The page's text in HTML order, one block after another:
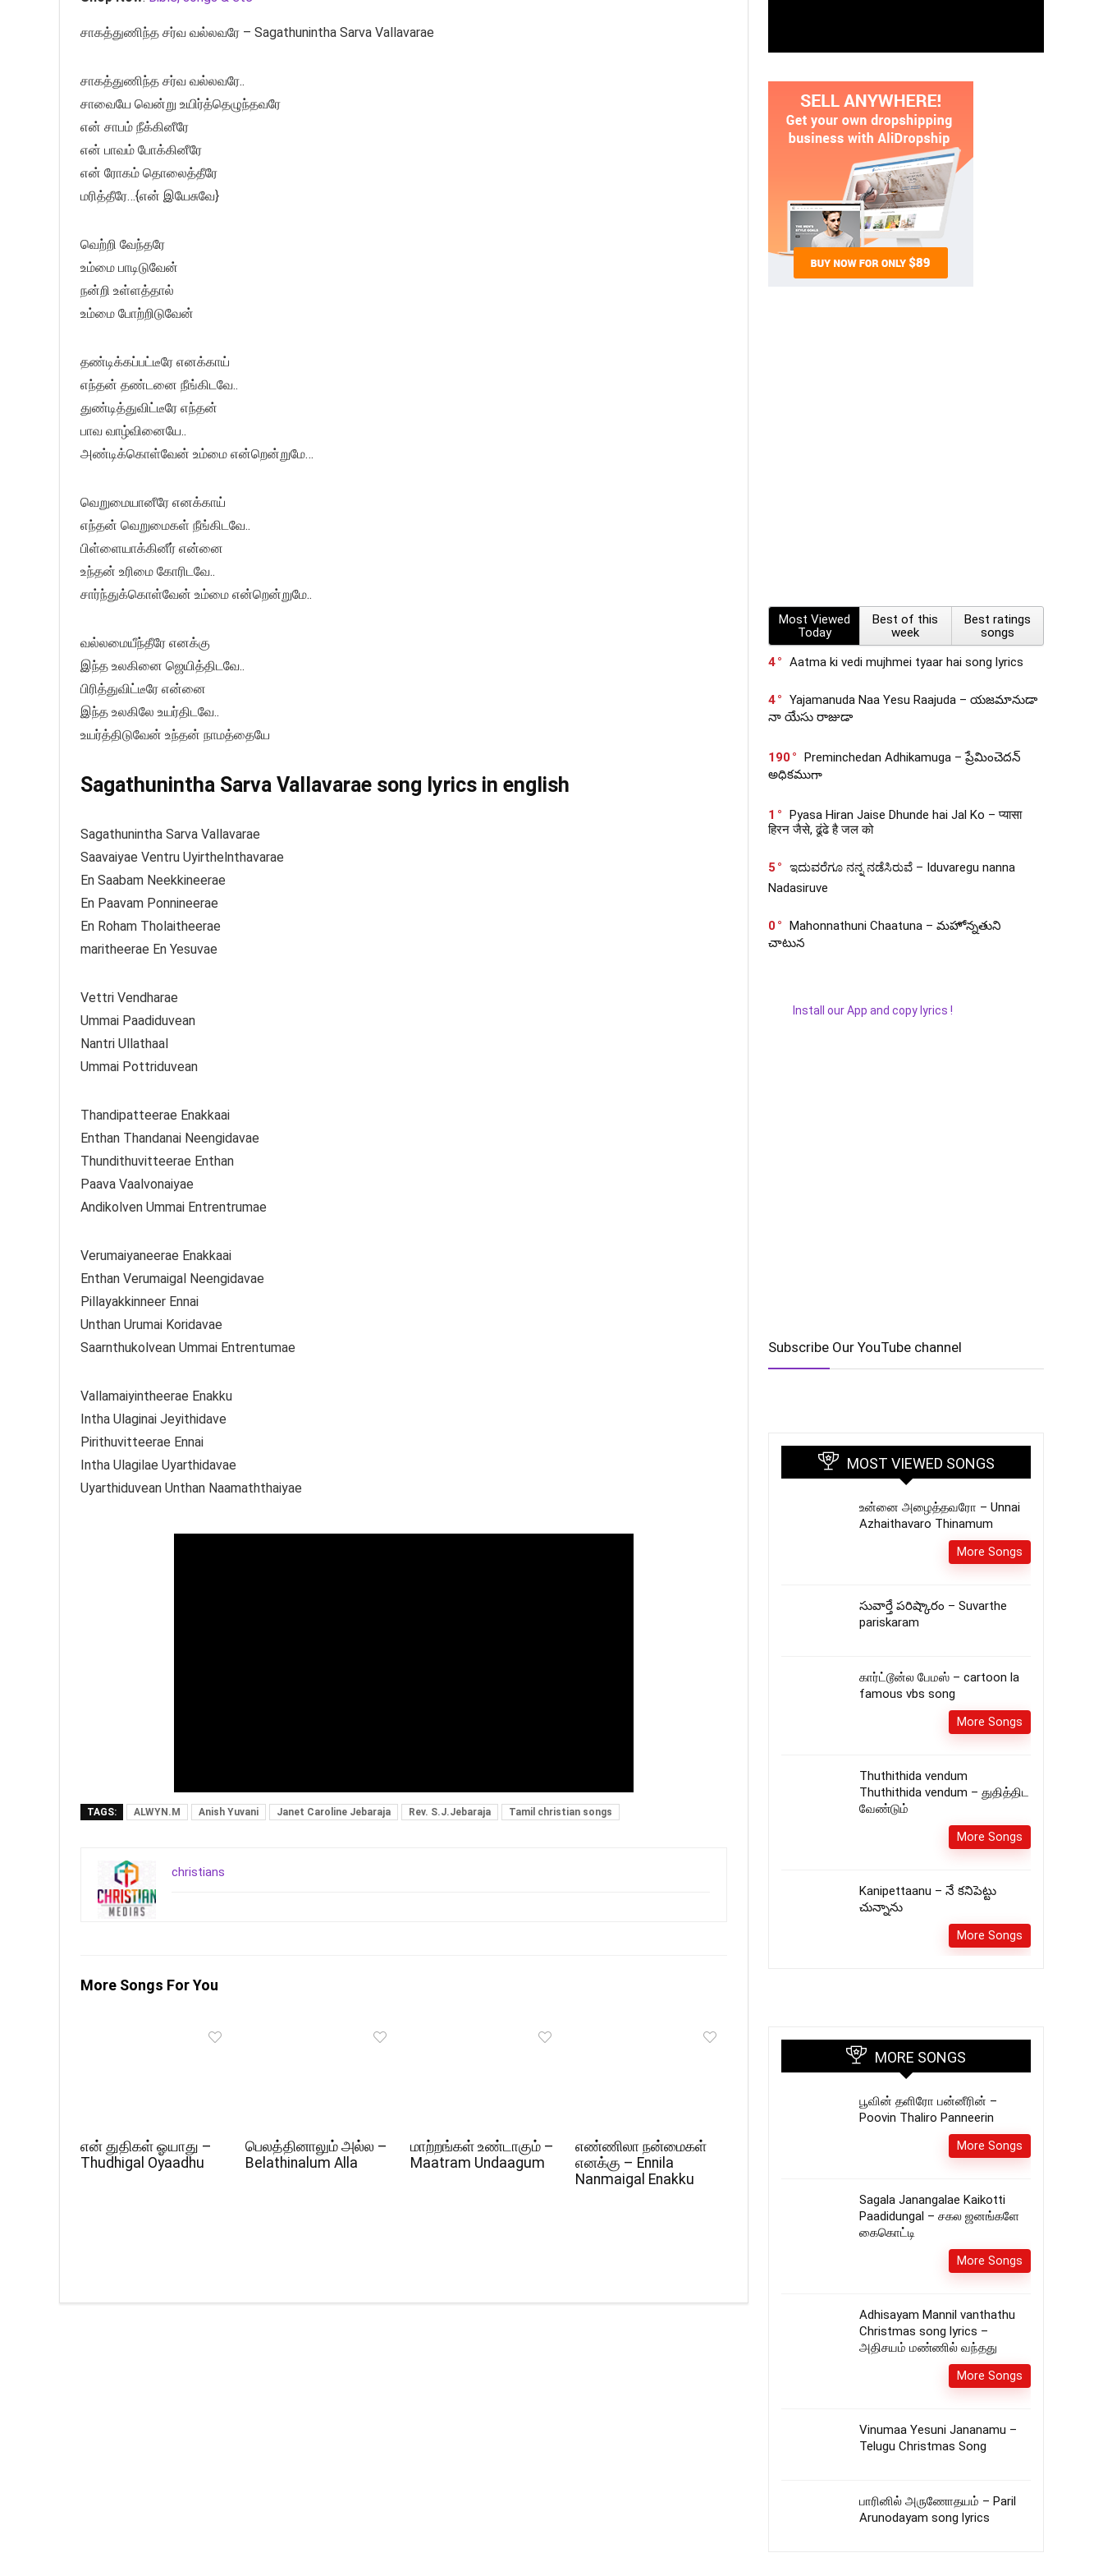
சாகத்துணிந்த சர்வ வல்லவரே – Sagathunintha Sarva Vallavarae
சாகத்துணிந்த சர்வ வல்லவரே..
சாவையே வென்று உயிர்த்தெழுந்தவரே
என் சாபம் நீக்கினீரே
என் பாவம் போக்கினீரே
என் ரோகம் தொலைத்தீரே
மரித்தீரே…{என் இயேசுவே}
வெற்றி வேந்தரே
உம்மை பாடிடுவேன்
நன்றி உள்ளத்தால்
உம்மை போற்றிடுவேன்
தண்டிக்கப்பட்டீரே எனக்காய்
எந்தன் தண்டனை நீங்கிடவே..
துண்டித்துவிட்டீரே எந்தன்
பாவ வாழ்வினையே..
அண்டிக்கொள்வேன் உம்மை என்றென்றுமே…
வெறுமையானீரே எனக்காய்
எந்தன் வெறுமைகள் நீங்கிடவே..
பிள்ளையாக்கினீர் என்னை
உந்தன் உரிமை கோரிடவே..
சார்ந்துக்கொள்வேன் உம்மை என்றென்றுமே..
வல்லமையீந்தீரே எனக்கு
இந்த உலகினை ஜெயித்திடவே..
பிரித்துவிட்டீரே என்னை
இந்த உலகிலே உயர்திடவே..
உயர்த்திடுவேன் உந்தன் நாமத்தையே
Sagathunintha Sarva Vallavarae song lyrics in english
Sagathunintha Sarva Vallavarae
Saavaiyae Ventru Uyirthelnthavarae
En Saabam Neekkineerae
En Paavam Ponnineerae
En Roham Tholaitheerae
maritheerae En Yesuvae
Vettri Vendharae
Ummai Paadiduvean
Nantri Ullathaal
Ummai Pottriduvean
Thandipatteerae Enakkaai
Enthan Thandanai Neengidavae
Thundithuvitteerae Enthan
Paava Vaalvonaiyae
Andikolven Ummai Entrentrumae
Verumaiyaneerae Enakkaai
Enthan Verumaigal Neengidavae
Pillayakkinneer Ennai
Unthan Urumai Koridavae
Saarnthukolvean Ummai Entrentumae
Vallamaiyintheerae Enakku
Intha Ulaginai Jeyithidave
Pirithuvitteerae Ennai
Intha Ulagilae Uyarthidavae
Uyarthiduvean Unthan Naamaththaiyae
TAGS: ALWYN.M Anish Yuvani Janet Caroline Jebaraja Rev. S.J.Jebaraja Tamil christian songs
christians
More Songs For You
என் துதிகள் ஓயாது –
Thudhigal Oyaadhu
பெலத்தினாலும் அல்ல –
Belathinalum Alla
மாற்றங்கள் உண்டாகும் –
Maatram Undaagum
எண்ணிலா நன்மைகள்
எனக்கு – Ennila
Nanmaigal Enakku
Most Viewed
Today
Best of this
week
Best ratings
songs
4
Aatma ki vedi mujhmei tyaar hai song lyrics
4
Yajamanuda Naa Yesu Raajuda – యజమానుడా
నా యేసు రాజుడా
190
Preminchedan Adhikamuga – ప్రేమించెదన్
అధికముగా
1
Pyasa Hiran Jaise Dhunde hai Jal Ko – प्यासा
हिरन जैसे, ढूंढे है जल को
5
ಇದುವರೆಗೂ ನನ್ನ ನಡೆಸಿರುವೆ – Iduvaregu nanna
Nadasiruve
0
Mahonnathuni Chaatuna – మహోన్నతుని
చాటున
Install our App and copy lyrics !
Subscribe Our YouTube channel
MOST VIEWED SONGS
உன்னை அழைத்தவரோ – Unnai
Azhaithavaro Thinamum
More Songs
సువార్తే పరిష్కారం – Suvarthe
pariskaram
கார்ட்டூன்ல பேமஸ் – cartoon la
famous vbs song
More Songs
Thuthithida vendum
Thuthithida vendum – துதித்திட
வேண்டும்
More Songs
Kanipettaanu – నే కనిపెట్టు
చున్నాను
More Songs
MORE SONGS
பூவின் தளிரோ பன்னீரின் –
Poovin Thaliro Panneerin
More Songs
Sagala Janangalae Kaikotti
Paadidungal – சகல ஜனங்களே
கைகொட்டி
More Songs
Adhisayam Mannil vanthathu
Christmas song lyrics –
அதிசயம் மண்ணில் வந்தது
More Songs
Vinumaa Yesuni Jananamu –
Telugu Christmas Song
பாரினில் அருணோதயம் – Paril
Arunodayam song lyrics